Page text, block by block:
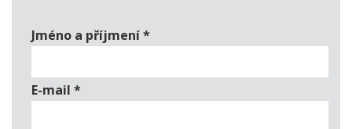
Jméno a příjmení*
E-mail *